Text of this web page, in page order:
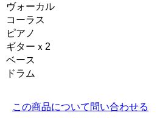
ヴォーカル
コーラス
ピアノ
ギターｘ2
ベース
ドラム
この商品について問い合わせる